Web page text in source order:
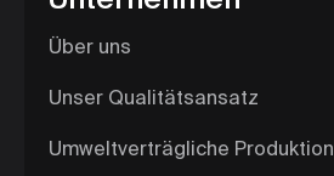
Über uns
Unser Qualitätsansatz
Umweltverträgliche Produktion